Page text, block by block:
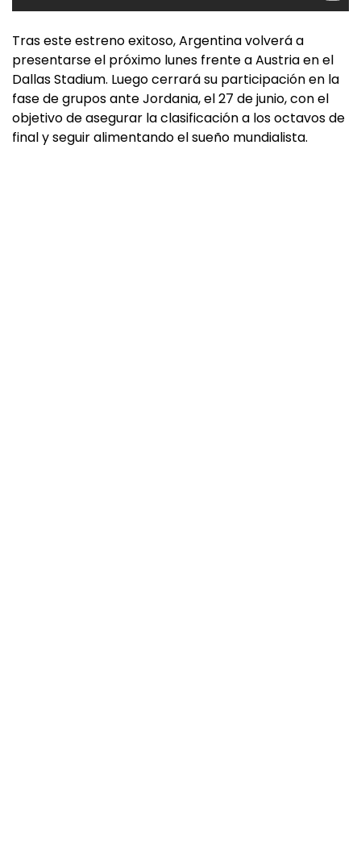
Tras este estreno exitoso, Argentina volverá a
presentarse el próximo lunes frente a Austria en el
Dallas Stadium. Luego cerrará su participación en la
fase de grupos ante Jordania, el 27 de junio, con el
objetivo de asegurar la clasificación a los octavos de
final y seguir alimentando el sueño mundialista.